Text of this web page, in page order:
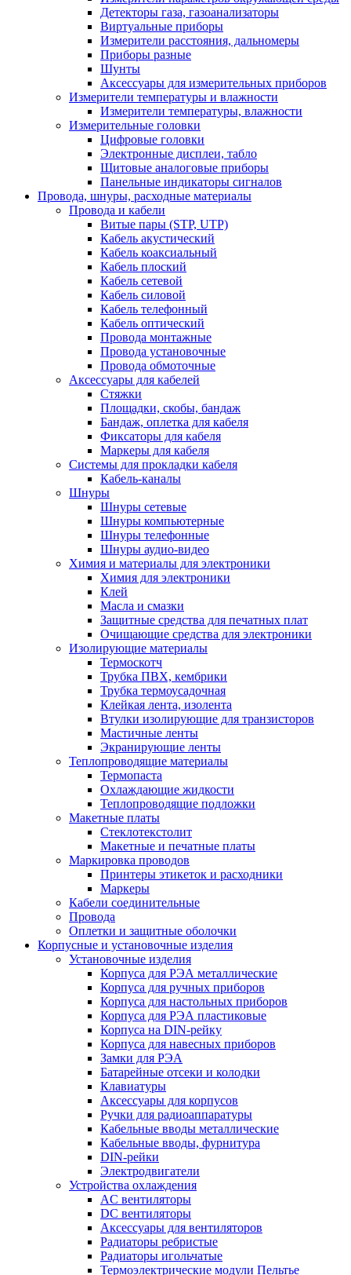
Детекторы газа, газоанализаторы
Виртуальные приборы
Измерители расстояния, дальномеры
Приборы разные
Шунты
Аксессуары для измерительных приборов
Измерители температуры и влажности
Измерители температуры, влажности
Измерительные головки
Цифровые головки
Электронные дисплеи, табло
Щитовые аналоговые приборы
Панельные индикаторы сигналов
Провода, шнуры, расходные материалы
Провода и кабели
Витые пары (STP, UTP)
Кабель акустический
Кабель коаксиальный
Кабель плоский
Кабель сетевой
Кабель силовой
Кабель телефонный
Кабель оптический
Провода монтажные
Провода установочные
Провода обмоточные
Аксессуары для кабелей
Стяжки
Площадки, скобы, бандаж
Бандаж, оплетка для кабеля
Фиксаторы для кабеля
Маркеры для кабеля
Системы для прокладки кабеля
Кабель-каналы
Шнуры
Шнуры сетевые
Шнуры компьютерные
Шнуры телефонные
Шнуры аудио-видео
Химия и материалы для электроники
Химия для электроники
Клей
Масла и смазки
Защитные средства для печатных плат
Очищающие средства для электроники
Изолирующие материалы
Термоскотч
Трубка ПВХ, кембрики
Трубка термоусадочная
Клейкая лента, изолента
Втулки изолирующие для транзисторов
Мастичные ленты
Экранирующие ленты
Теплопроводящие материалы
Термопаста
Охлаждающие жидкости
Теплопроводящие подложки
Макетные платы
Стеклотекстолит
Макетные и печатные платы
Маркировка проводов
Принтеры этикеток и расходники
Маркеры
Кабели соединительные
Провода
Оплетки и защитные оболочки
Корпусные и установочные изделия
Установочные изделия
Корпуса для РЭА металлические
Корпуса для ручных приборов
Корпуса для настольных приборов
Корпуса для РЭА пластиковые
Корпуса на DIN-рейку
Корпуса для навесных приборов
Замки для РЭА
Батарейные отсеки и колодки
Клавиатуры
Аксессуары для корпусов
Ручки для радиоаппаратуры
Кабельные вводы металлические
Кабельные вводы, фурнитура
DIN-рейки
Электродвигатели
Устройства охлаждения
AC вентиляторы
DC вентиляторы
Аксессуары для вентиляторов
Радиаторы ребристые
Радиаторы игольчатые
Термоэлектрические модули Пельтье